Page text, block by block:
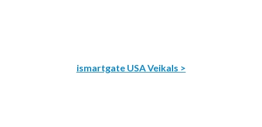
ismartgate USA Veikals >